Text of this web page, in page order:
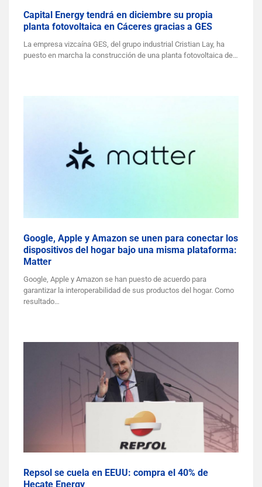
Capital Energy tendrá en diciembre su propia
planta fotovoltaica en Cáceres gracias a GES
La empresa vizcaína GES, del grupo industrial Cristian Lay, ha
puesto en marcha la construcción de una planta fotovoltaica de…
Google, Apple y Amazon se unen para conectar los
dispositivos del hogar bajo una misma plataforma:
Matter
Google, Apple y Amazon se han puesto de acuerdo para
garantizar la interoperabilidad de sus productos del hogar. Como
resultado…
Repsol se cuela en EEUU: compra el 40% de
Hecate Energy